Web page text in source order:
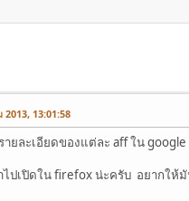
13:01:58
ายละเอียดของแต่ละ aff ใน
ไปเปิดใน firefox น่ะครับ อยากให้